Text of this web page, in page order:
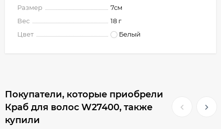
Размер
7см
Вес
18 г
Цвет
Белый
Покупатели, которые приобрели
Краб для волос W27400, также
купили